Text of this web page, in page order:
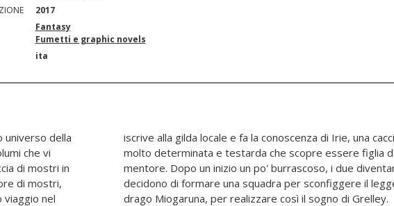
2017
Fantasy
Fumetti e graphic novels
ita
universo della
che vi
di mostri in
di mostri,
viaggio nel
cacciatrice
del suo
amici e
leggendario
drago Miogaruna, per realizzare così il sogno di Grelley.